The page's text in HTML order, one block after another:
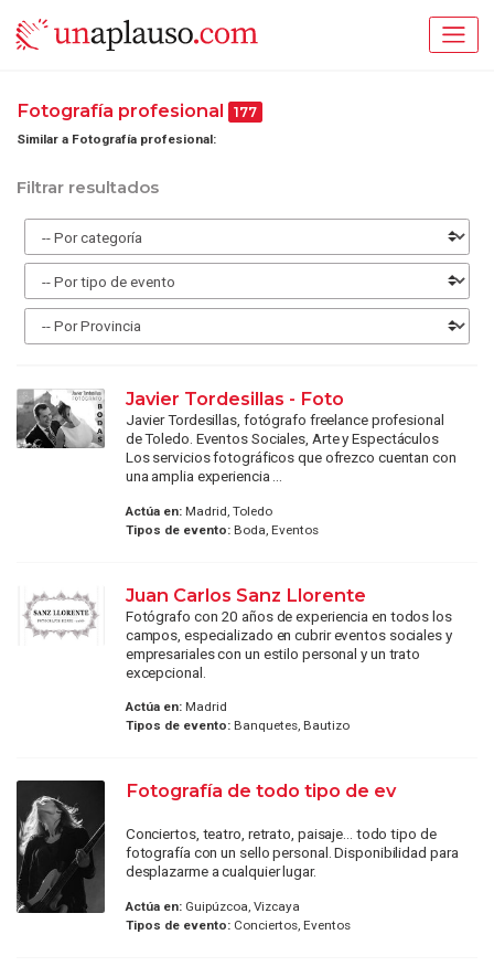
Fotografía profesional 177
Similar a Fotografía profesional:
Filtrar resultados
Javier Tordesillas - Foto
Javier Tordesillas, fotógrafo freelance profesional
de Toledo. Eventos Sociales, Arte y Espectáculos
Los servicios fotográficos que ofrezco cuentan con
una amplia experiencia ...
Actúa en:Madrid, Toledo
Tipos de evento:Boda, Eventos
Juan Carlos Sanz Llorente
Fotógrafo con 20 años de experiencia en todos los
campos, especializado en cubrir eventos sociales y
empresariales con un estilo personal y un trato
excepcional.
Actúa en:Madrid
Tipos de evento:Banquetes, Bautizo
Fotografía de todo tipo de ev
Conciertos, teatro, retrato, paisaje... todo tipo de
fotografía con un sello personal. Disponibilidad para
desplazarme a cualquier lugar.
Actúa en:Guipúzcoa, Vizcaya
Tipos de evento:Conciertos, Eventos